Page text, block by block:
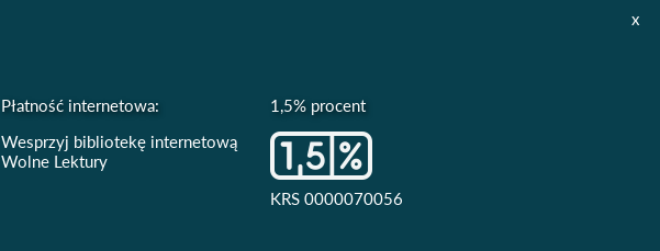
Płatność internetowa:
Wesprzyj bibliotekę internetową
Wolne Lektury
1,5% procent
KRS 0000070056
x